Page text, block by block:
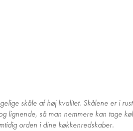
skåle af høj kvalitet. Skålene er i
lignende, så man nemmere kan tage
orden i dine køkkenredskaber.